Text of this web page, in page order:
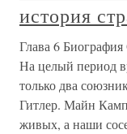
история
Глава 6
На целый период
только два
Гитлер. Майн
живых, а наши